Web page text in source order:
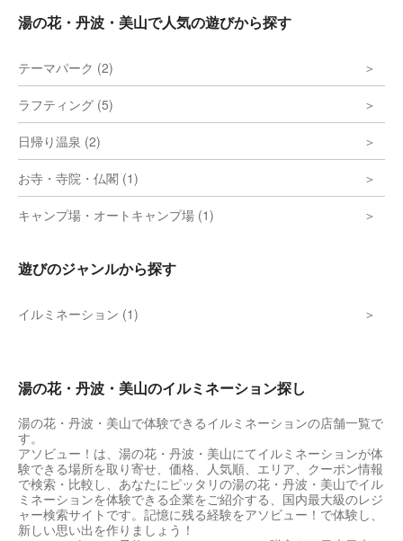
湯の花・丹波・美山で人気の遊びから探す
テーマパーク (2)
ラフティング (5)
日帰り温泉 (2)
お寺・寺院・仏閣 (1)
キャンプ場・オートキャンプ場 (1)
遊びのジャンルから探す
イルミネーション (1)
湯の花・丹波・美山のイルミネーション探し
湯の花・丹波・美山で体験できるイルミネーションの店舗一覧で
す。
アソビュー！は、湯の花・丹波・美山にてイルミネーションが体
験できる場所を取り寄せ、価格、人気順、エリア、クーポン情報
で検索・比較し、あなたにピッタリの湯の花・丹波・美山でイル
ミネーションを体験できる企業をご紹介する、国内最大級のレジ
ャー検索サイトです。記憶に残る経験をアソビュー！で体験し、
新しい思い出を作りましょう！